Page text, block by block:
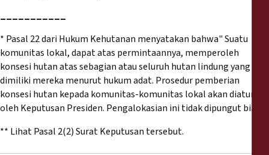
___________
* Pasal 22 dari Hukum Kehutanan menyatakan bahwa" Suatu
komunitas lokal, dapat atas permintaannya, memperoleh
konsesi hutan atas sebagian atau seluruh hutan lindung yang
dimiliki mereka menurut hukum adat. Prosedur pemberian
konsesi hutan kepada komunitas-komunitas lokal akan diatur
oleh Keputusan Presiden. Pengalokasian ini tidak dipungut biaya.
** Lihat Pasal 2(2) Surat Keputusan tersebut.